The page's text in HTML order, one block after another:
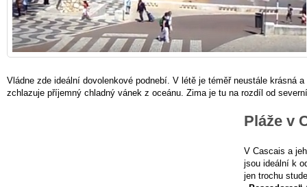
Vládne zde ideální dovolenkové podnebí. V létě je téměř neustále krásná
zchlazuje příjemný chladný vánek z oceánu. Zima je tu na rozdíl od
Pláže v
V Cascais a
jsou ideální k
jen trochu